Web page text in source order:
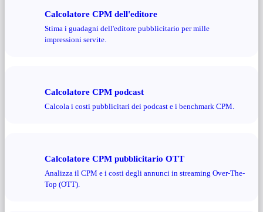
Calcolatore CPM dell'editore
Stima i guadagni dell'editore pubblicitario per mille
impressioni servite.
Calcolatore CPM podcast
Calcola i costi pubblicitari dei podcast e i benchmark CPM.
Calcolatore CPM pubblicitario OTT
Analizza il CPM e i costi degli annunci in streaming Over-The-
Top (OTT).